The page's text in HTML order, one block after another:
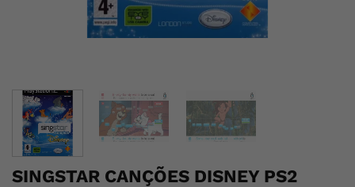
SINGSTAR CANÇÕES DISNEY PS2